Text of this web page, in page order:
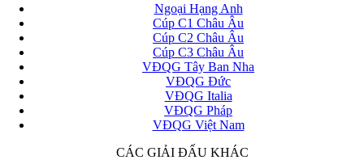
Ngoại Hạng Anh
Cúp C1 Châu Âu
Cúp C2 Châu Âu
Cúp C3 Châu Âu
VĐQG Tây Ban Nha
VĐQG Đức
VĐQG Italia
VĐQG Pháp
VĐQG Việt Nam
CÁC GIẢI ĐẤU KHÁC